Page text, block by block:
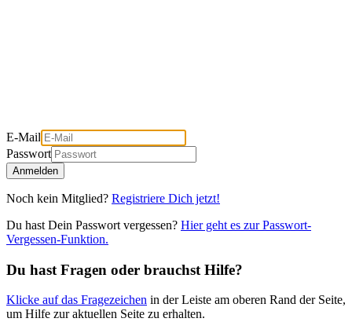
E-Mail
Passwort
Anmelden
Noch kein Mitglied? Registriere Dich jetzt!
Du hast Dein Passwort vergessen? Hier geht es zur Passwort-
Vergessen-Funktion.
Du hast Fragen oder brauchst Hilfe?
Klicke auf das Fragezeichen in der Leiste am oberen Rand der Seite,
um Hilfe zur aktuellen Seite zu erhalten.